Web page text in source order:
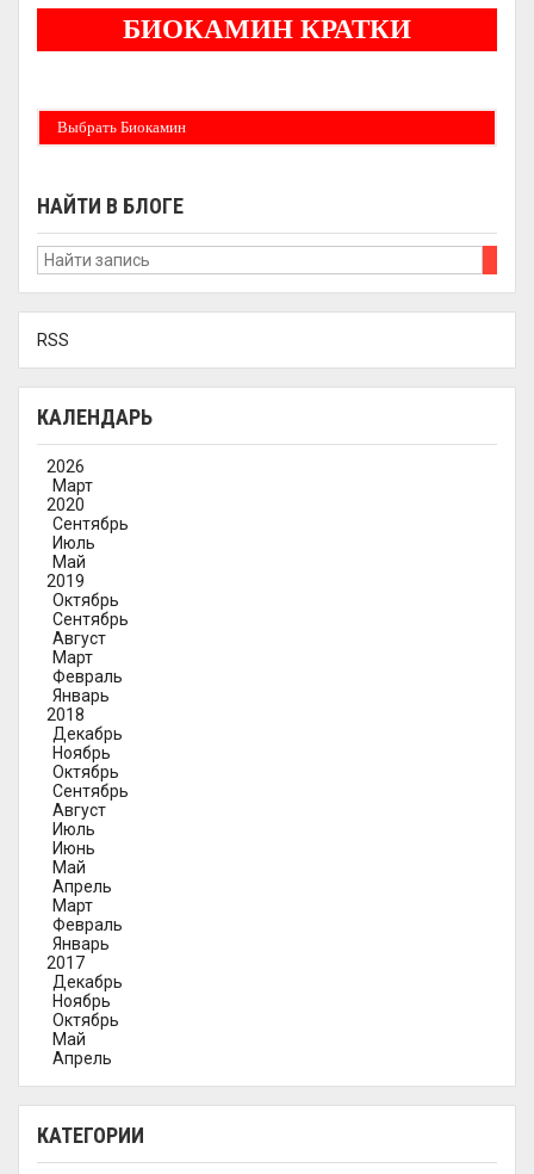
БИОКАМИН КРАТКИ
Выбрать Биокамин
НАЙТИ В БЛОГЕ
RSS
КАЛЕНДАРЬ
2026
Март
2020
Сентябрь
Июль
Май
2019
Октябрь
Сентябрь
Август
Март
Февраль
Январь
2018
Декабрь
Ноябрь
Октябрь
Сентябрь
Август
Июль
Июнь
Май
Апрель
Март
Февраль
Январь
2017
Декабрь
Ноябрь
Октябрь
Май
Апрель
КАТЕГОРИИ